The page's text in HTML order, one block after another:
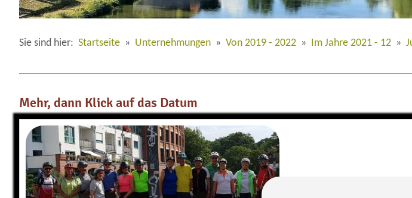
Sie sind hier: Startseite » Unternehmungen » Von 2019 - 2022 » Im Jahre 2021 - 12 »
Mehr, dann Klick auf das Datum